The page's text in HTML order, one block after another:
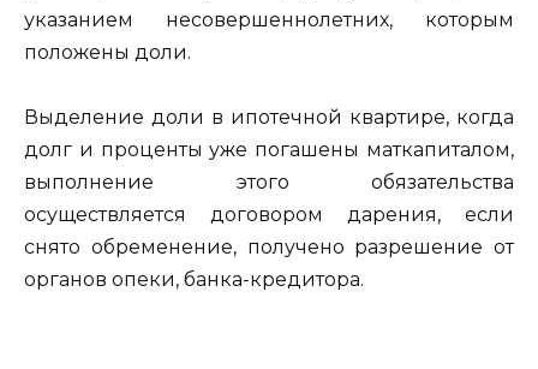
указанием несовершеннолетних, которым
положены доли.
Выделение доли в ипотечной квартире, когда
долг и проценты уже погашены маткапиталом,
выполнение этого обязательства
осуществляется договором дарения, если
снято обременение, получено разрешение от
органов опеки, банка-кредитора.